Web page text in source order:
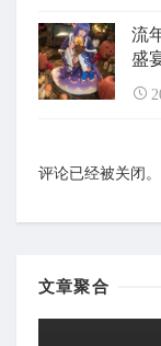
流
盛
评论已经被关闭。
文章聚合